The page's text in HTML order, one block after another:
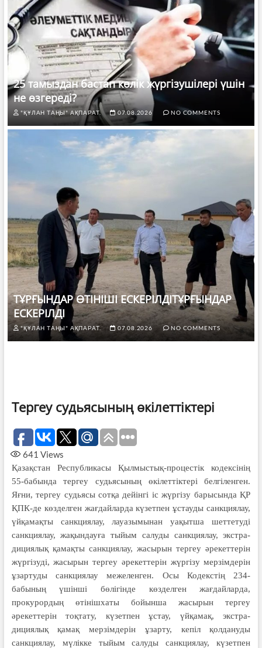
25 тамыздан бастап көлік жүргізушілері үшін
не өзгереді?
"ҚҰЛАН ТАҢЫ" АҚПАРАТ. 07.08.2026 NO COMMENTS
ТҰРҒЫНДАР ӨТІНІШІ ЕСКЕРІЛДІТҰРҒЫНДАР
ЕСКЕРІЛДІ
"ҚҰЛАН ТАҢЫ" АҚПАРАТ. 07.08.2026 NO COMMENTS
Тергеу судьясының өкілеттіктері
641 Views
Қазақстан Республикасы Қыл­мыстық-процестік кодексiнің
55-ба­бында тергеу судьясының өкілет­тік­тері белгіленген.
Яғни, тергеу судьясы сотқа дейінгі іс жүргізу барысында ҚР
ҚПК-де көзделген жағдайларда күзетпен ұстауды санкциялау,
үй­қамақты санкциялау, лауазымынан уақытша шеттетуді
санкциялау, жа­қындауға тыйым салуды санкциялау, экстра­
дициялық қамақты санкциялау, жасырын тергеу әрекеттерін
жүргізуді, жа­сырын тергеу әрекеттерін жүргізу мерзімдерін
ұзартуды санкциялау межеленген. Осы Кодекстің 234-
бабының үшінші бөлігінде көзделген жағдайларда,
прокурордың өтінішхаты бойынша жасырын тергеу
әрекеттерін тоқта­ту, күзетпен ұстау, үйқамақ, экстра­
дициялық қамақ мерзімдерін ұзар­ту, кепіл қолдануды
санкциялау, мүлікке тыйым салуды санкциялау, күзетпен